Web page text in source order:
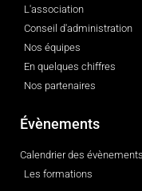
L'association
Conseil d'administration
Nos équipes
En quelques chiffres
Nos partenaires
Évènements
Calendrier des évènements
Les formations